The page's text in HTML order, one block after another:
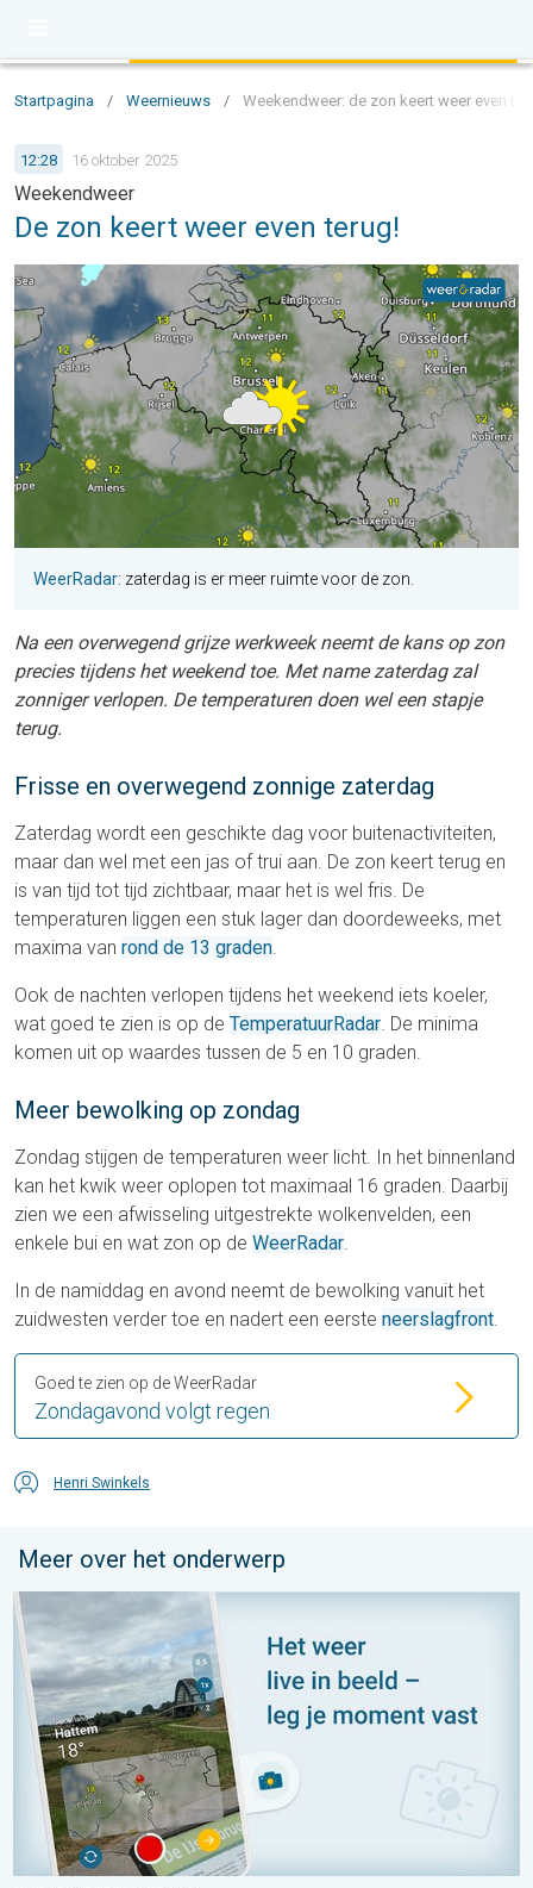
Startpagina / Weernieuws / Weekendweer: de zon keert weer even
12:28 16 oktober 2025
Weekendweer
De zon keert weer even terug!
WeerRadar: zaterdag is er meer ruimte voor de zon.
Na een overwegend grijze werkweek neemt de kans op zon
precies tijdens het weekend toe. Met name zaterdag zal
zonniger verlopen. De temperaturen doen wel een stapje
terug.
Frisse en overwegend zonnige zaterdag
Zaterdag wordt een geschikte dag voor buitenactiviteiten,
maar dan wel met een jas of trui aan. De zon keert terug en
is van tijd tot tijd zichtbaar, maar het is wel fris. De
temperaturen liggen een stuk lager dan doordeweeks, met
maxima van rond de 13 graden.
Ook de nachten verlopen tijdens het weekend iets koeler,
wat goed te zien is op de TemperatuurRadar. De minima
komen uit op waardes tussen de 5 en 10 graden.
Meer bewolking op zondag
Zondag stijgen de temperaturen weer licht. In het binnenland
kan het kwik weer oplopen tot maximaal 16 graden. Daarbij
zien we een afwisseling uitgestrekte wolkenvelden, een
enkele bui en wat zon op de WeerRadar.
In de namiddag en avond neemt de bewolking vanuit het
zuidwesten verder toe en nadert een eerste neerslagfront.
Zondagavond volgt regen
Goed te zien op de WeerRadar
Henri Swinkels
Meer over het onderwerp
Impressies maken, momenten delen. Deel wat je ziet!. . .